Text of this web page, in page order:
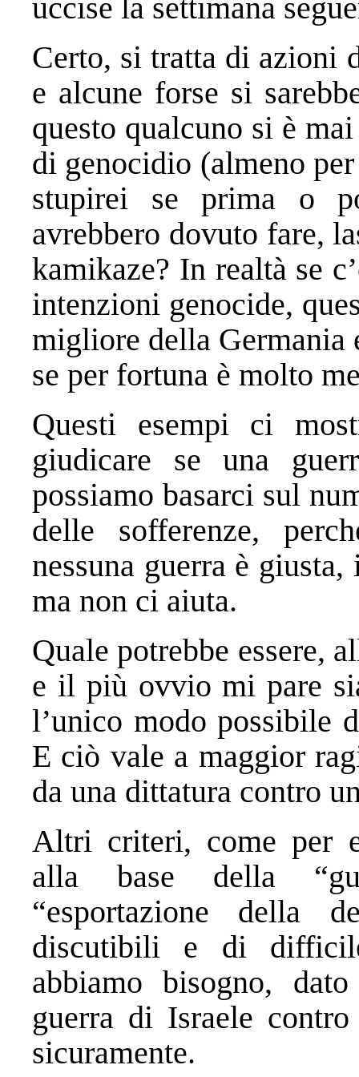
uccise la settimana
Certo, si tratta di azioni
e alcune forse si
questo qualcuno si è
di genocidio (almeno
stupirei se prima o
avrebbero dovuto fare,
kamikaze? In realtà se
intenzioni genocide,
migliore della Germania
se per fortuna è molto
Questi esempi ci
giudicare se una
possiamo basarci sul
delle sofferenze,
nessuna guerra è
ma non ci aiuta.
Quale potrebbe essere,
e il più ovvio mi pare
l’unico modo possibile
E ciò vale a maggior
da una dittatura contro
Altri criteri, come per
alla base della
“esportazione della
discutibili e di
abbiamo bisogno,
guerra di Israele
sicuramente.